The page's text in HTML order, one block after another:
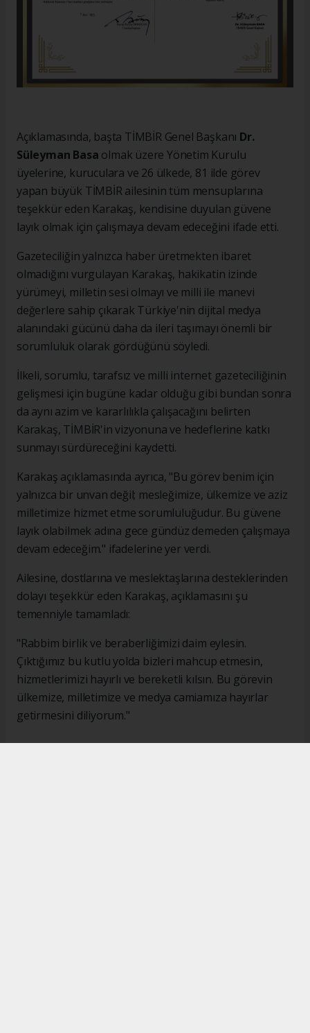
Açıklamasında, başta TİMBİR Genel Başkanı Dr.
Süleyman Basa olmak üzere Yönetim Kurulu
üyelerine, kuruculara ve 26 ülkede, 81 ilde görev
yapan büyük TİMBİR ailesinin tüm mensuplarına
teşekkür eden Karakaş, kendisine duyulan güvene
layık olmak için çalışmaya devam edeceğini ifade etti.
Gazeteciliğin yalnızca haber üretmekten ibaret
olmadığını vurgulayan Karakaş, hakikatin izinde
yürümeyi, milletin sesi olmayı ve milli ile manevi
değerlere sahip çıkarak Türkiye'nin dijital medya
alanındaki gücünü daha da ileri taşımayı önemli bir
sorumluluk olarak gördüğünü söyledi.
İlkeli, sorumlu, tarafsız ve milli internet gazeteciliğinin
gelişmesi için bugüne kadar olduğu gibi bundan sonra
da aynı azim ve kararlılıkla çalışacağını belirten
Karakaş, TİMBİR'in vizyonuna ve hedeflerine katkı
sunmayı sürdüreceğini kaydetti.
Karakaş açıklamasında ayrıca, "Bu görev benim için
yalnızca bir unvan değil; mesleğimize, ülkemize ve aziz
milletimize hizmet etme sorumluluğudur. Bu güvene
layık olabilmek adına gece gündüz demeden çalışmaya
devam edeceğim." ifadelerine yer verdi.
Ailesine, dostlarına ve meslektaşlarına desteklerinden
dolayı teşekkür eden Karakaş, açıklamasını şu
temenniyle tamamladı:
"Rabbim birlik ve beraberliğimizi daim eylesin.
Çıktığımız bu kutlu yolda bizleri mahcup etmesin,
hizmetlerimizi hayırlı ve bereketli kılsın. Bu görevin
ülkemize, milletimize ve medya camiamıza hayırlar
getirmesini diliyorum."